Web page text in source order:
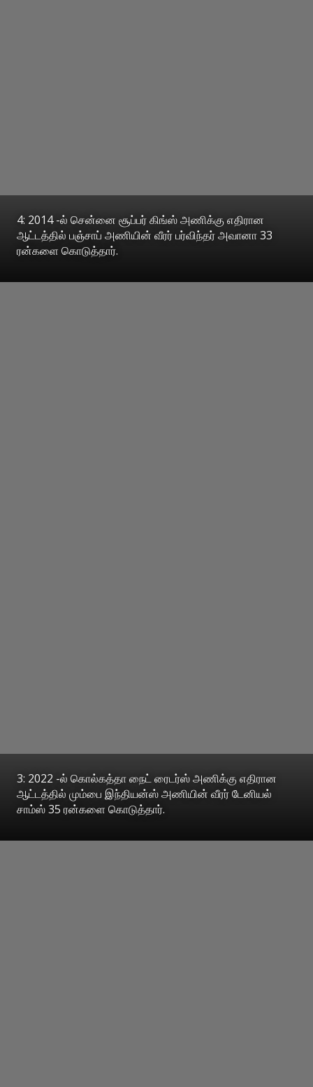
4: 2014 -ல் சென்னை சூப்பர் கிங்ஸ் அணிக்கு எதிரான
ஆட்டத்தில் பஞ்சாப் அணியின் வீரர் பர்விந்தர் அவானா 33
ரன்களை கொடுத்தார்.
3: 2022 -ல் கொல்கத்தா நைட் ரைடர்ஸ் அணிக்கு எதிரான
ஆட்டத்தில் மும்பை இந்தியன்ஸ் அணியின் வீரர் டேனியல்
சாம்ஸ் 35 ரன்களை கொடுத்தார்.